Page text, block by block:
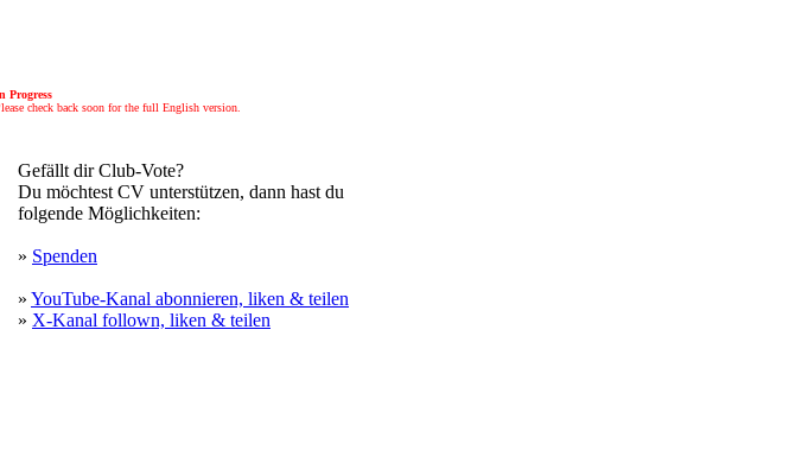
Progress
check back soon for the full English version.
Gefällt dir Club-Vote?
Du möchtest CV unterstützen, dann hast du
folgende Möglichkeiten:
» Spenden
» YouTube-Kanal abonnieren, liken & teilen
» X-Kanal follown, liken & teilen